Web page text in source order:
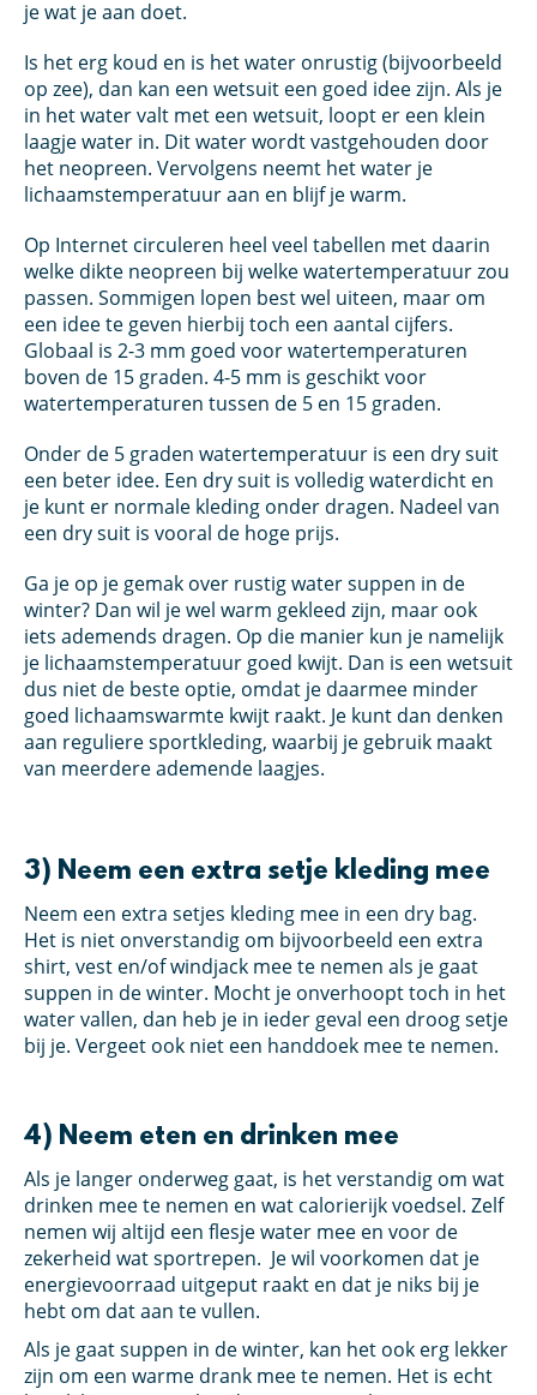
je wat je aan doet.
Is het erg koud en is het water onrustig (bijvoorbeeld
op zee), dan kan een wetsuit een goed idee zijn. Als je
in het water valt met een wetsuit, loopt er een klein
laagje water in. Dit water wordt vastgehouden door
het neopreen. Vervolgens neemt het water je
lichaamstemperatuur aan en blijf je warm.
Op Internet circuleren heel veel tabellen met daarin
welke dikte neopreen bij welke watertemperatuur zou
passen. Sommigen lopen best wel uiteen, maar om
een idee te geven hierbij toch een aantal cijfers.
Globaal is 2-3 mm goed voor watertemperaturen
boven de 15 graden. 4-5 mm is geschikt voor
watertemperaturen tussen de 5 en 15 graden.
Onder de 5 graden watertemperatuur is een dry suit
een beter idee. Een dry suit is volledig waterdicht en
je kunt er normale kleding onder dragen. Nadeel van
een dry suit is vooral de hoge prijs.
Ga je op je gemak over rustig water suppen in de
winter? Dan wil je wel warm gekleed zijn, maar ook
iets ademends dragen. Op die manier kun je namelijk
je lichaamstemperatuur goed kwijt. Dan is een wetsuit
dus niet de beste optie, omdat je daarmee minder
goed lichaamswarmte kwijt raakt. Je kunt dan denken
aan reguliere sportkleding, waarbij je gebruik maakt
van meerdere ademende laagjes.
3) Neem een extra setje kleding mee
Neem een extra setjes kleding mee in een dry bag.
Het is niet onverstandig om bijvoorbeeld een extra
shirt, vest en/of windjack mee te nemen als je gaat
suppen in de winter. Mocht je onverhoopt toch in het
water vallen, dan heb je in ieder geval een droog setje
bij je. Vergeet ook niet een handdoek mee te nemen.
4) Neem eten en drinken mee
Als je langer onderweg gaat, is het verstandig om wat
drinken mee te nemen en wat calorierijk voedsel. Zelf
nemen wij altijd een flesje water mee en voor de
zekerheid wat sportrepen. Je wil voorkomen dat je
energievoorraad uitgeput raakt en dat je niks bij je
hebt om dat aan te vullen.
Als je gaat suppen in de winter, kan het ook erg lekker
zijn om een warme drank mee te nemen. Het is echt